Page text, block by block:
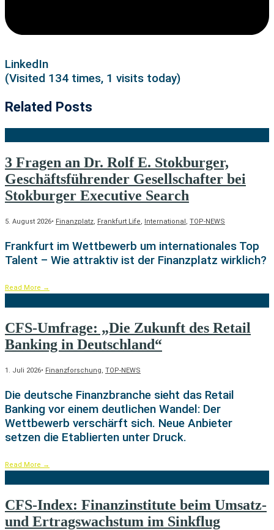
LinkedIn
(Visited 134 times, 1 visits today)
Related Posts
3 Fragen an Dr. Rolf E. Stokburger,
Geschäftsführender Gesellschafter bei
Stokburger Executive Search
5. August 2026• Finanzplatz, Frankfurt Life, International , TOP-NEWS
Frankfurt im Wettbewerb um internationales Top
Talent – Wie attraktiv ist der Finanzplatz wirklich?
Read More →
CFS-Umfrage: „Die Zukunft des Retail
Banking in Deutschland“
1. Juli 2026• Finanzforschung, TOP-NEWS
Die deutsche Finanzbranche sieht das Retail
Banking vor einem deutlichen Wandel: Der
Wettbewerb verschärft sich. Neue Anbieter
setzen die Etablierten unter Druck.
Read More →
CFS-Index: Finanzinstitute beim Umsatz-
und Ertragswachstum im Sinkflug